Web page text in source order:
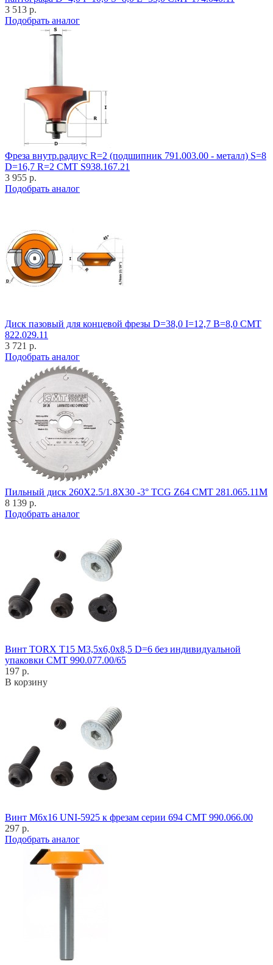
3 513 р.
Подобрать аналог
Фреза внутр.радиус R=2 (подшипник 791.003.00 - металл) S=8
D=16,7 R=2 CMT S938.167.21
3 955 р.
Подобрать аналог
Диск пазовый для концевой фрезы D=38,0 I=12,7 B=8,0 CMT
822.029.11
3 721 р.
Подобрать аналог
Пильный диск 260X2.5/1.8X30 -3° TCG Z64 CMT 281.065.11M
8 139 р.
Подобрать аналог
Винт TORX T15 M3,5x6,0x8,5 D=6 без индивидуальной
упаковки CMT 990.077.00/65
197 р.
В корзину
Винт M6x16 UNI-5925 к фрезам серии 694 CMT 990.066.00
297 р.
Подобрать аналог